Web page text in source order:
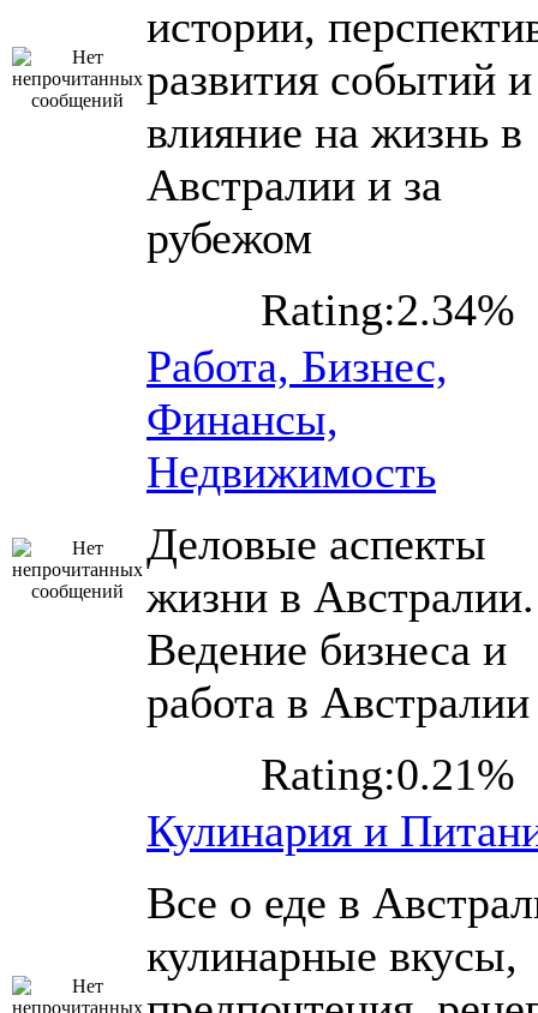
истории,
развития событий
влияние на жизнь в
Австралии и за
рубежом
Rating:2.34%
Работа, Бизнес,
Финансы,
Недвижимость
Деловые аспекты
жизни в Австралии.
Ведение бизнеса и
работа в Австралии
Rating:0.21%
Кулинария и
Все о еде в
кулинарные вкусы,